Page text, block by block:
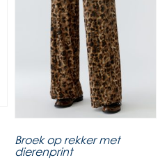
Broek op rekker met
dierenprint